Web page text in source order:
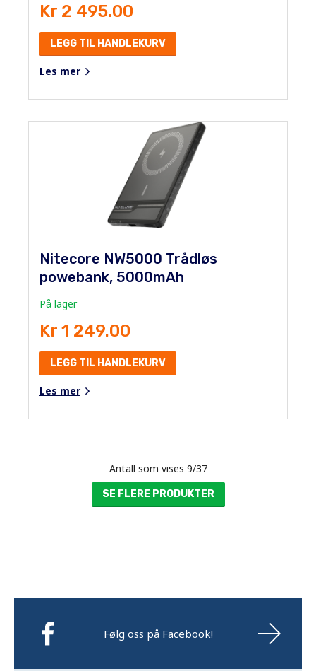
Kr 2 495.00
LEGG TIL HANDLEKURV
Les mer
Nitecore NW5000 Trådløs
powebank, 5000mAh
På lager
Kr 1 249.00
LEGG TIL HANDLEKURV
Les mer
Antall som vises 9/37
SE FLERE PRODUKTER
Følg oss på Facebook!